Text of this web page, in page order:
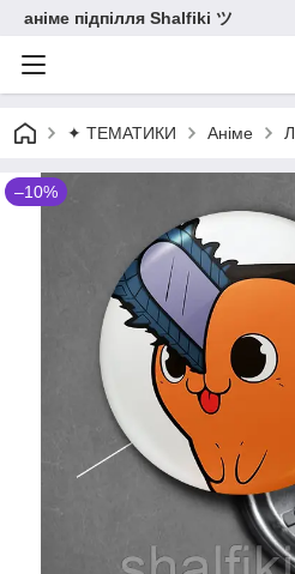
аніме підпілля Shalfiki ツ
✦ ТЕМАТИКИ Аніме
–10%